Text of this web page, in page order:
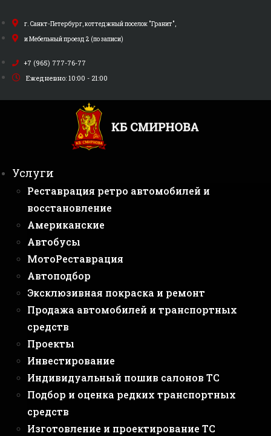
к
содержимому
г. Санкт-Петербург, коттеджный поселок "Гранит",
и Мебельный проезд 2 (по записи)
+7 (965) 777-76-77
Ежедневно: 10:00 - 21:00
Услуги
Реставрация ретро автомобилей и
восстановление
Американские
Автобусы
МотоРеставрация
Автоподбор
Эксклюзивная покраска и ремонт
Продажа автомобилей и транспортных
средств
Проекты
Инвестирование
Индивидуальный пошив салонов ТС
Подбор и оценка редких транспортных
средств
Изготовление и проектирование ТС